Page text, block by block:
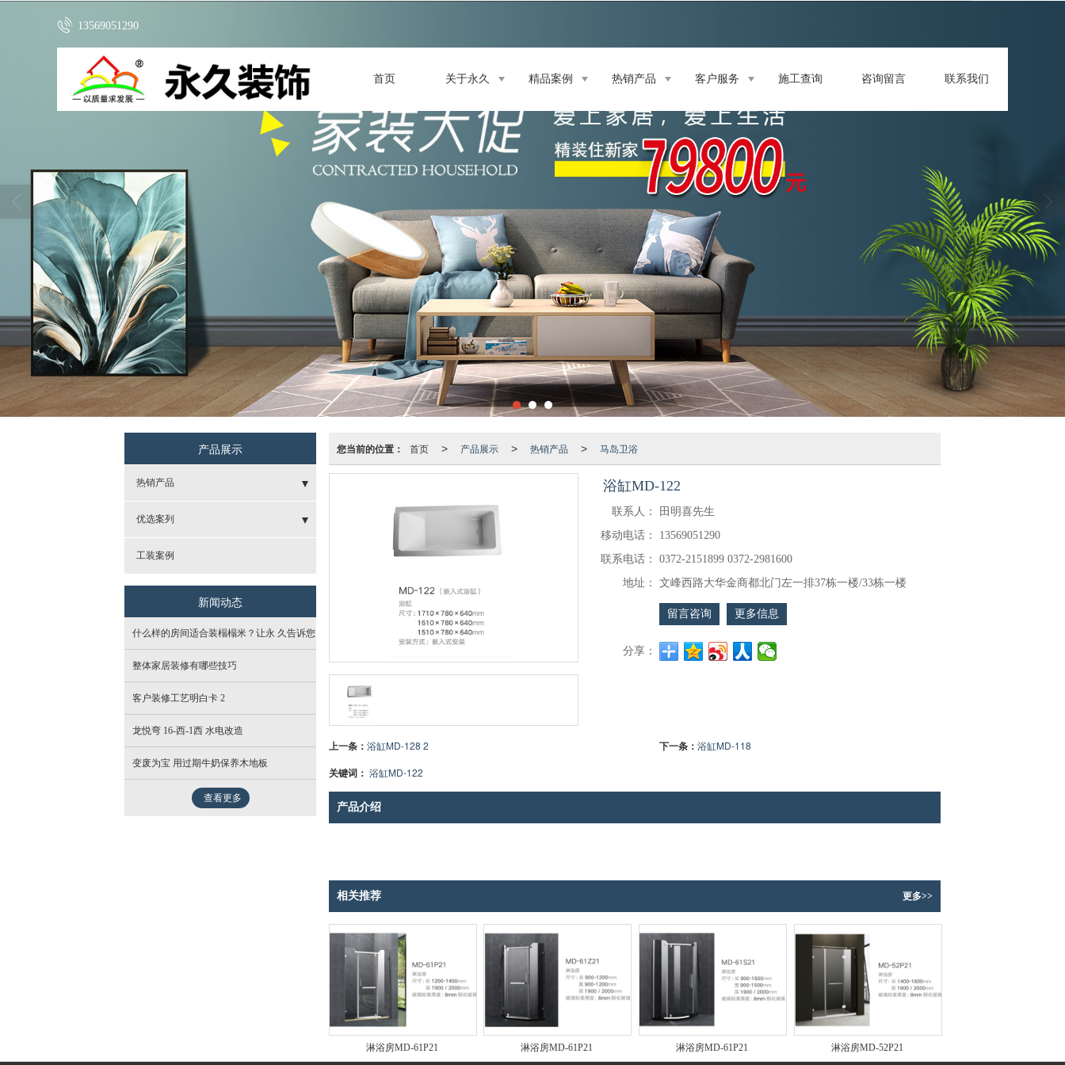
13569051290
首页 关于永久 精品案例 热销产品 客户服务 施工查询 咨询留言 联系我们
您当前的位置： 首页 > 产品展示 > 热销产品 > 马岛卫浴
浴缸MD-122
联系人：
田明喜先生
移动电话：
13569051290
联系电话：
0372-2151899 0372-2981600
地址：
文峰西路大华金商都北门左一排37栋一楼/33栋一楼
留言咨询 更多信息
分享：
上一条： 浴缸MD-128 2 下一条： 浴缸MD-118
关键词： 浴缸MD-122
产品介绍
相关推荐 更多>>
淋浴房MD-61P21 淋浴房MD-61P21 淋浴房MD-61P21 淋浴房MD-52P21
产品展示
热销产品
- 艾莱克合金门
- 重庆cc木门
- 贝亚克木地板
- 马岛卫浴
优选案列
- 新中式
- 现代
- 美式
- 港式
- 北欧
工装案例
新闻动态
什么样的房间适合装榻榻米？让永 久告诉您
整体家居装修有哪些技巧
客户装修工艺明白卡 2
龙悦弯 16-西-1西 水电改造
变废为宝 用过期牛奶保养木地板
查看更多